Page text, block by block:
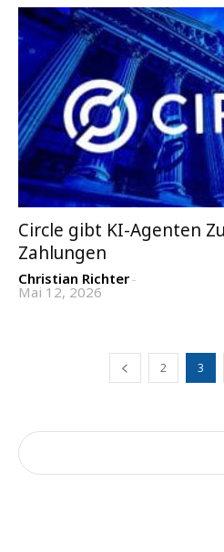
Circle gibt KI-Agenten
Zahlungen
Christian Richter-
Mai 12, 2026
2 3